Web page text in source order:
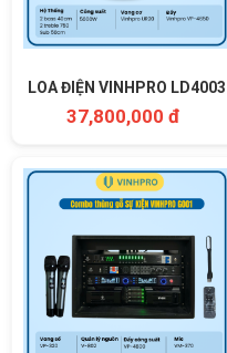
LOA ĐIỆN VINHPRO LD4003
37,800,000 đ